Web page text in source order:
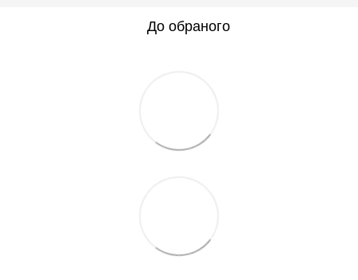
До обраного